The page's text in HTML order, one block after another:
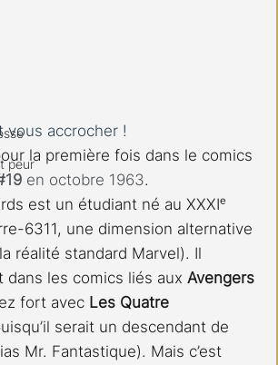
peur
vous accrocher !
la première fois dans le comics
en octobre 1963.
est un étudiant né au XXXIᵉ
6311, une dimension alternative
réalité standard Marvel). Il
dans les comics liés aux Avengers
fort avec Les Quatre
serait un descendant de
Mr. Fantastique). Mais c’est